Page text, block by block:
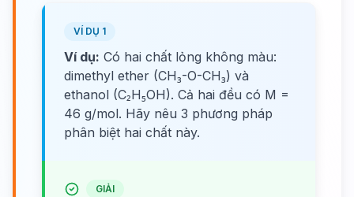
VÍ DỤ 1
Ví dụ: Có hai chất lỏng không màu:
dimethyl ether (CH₃-O-CH₃) và
ethanol (C₂H₅OH). Cả hai đều có M =
46 g/mol. Hãy nêu 3 phương pháp
phân biệt hai chất này.
GIẢI